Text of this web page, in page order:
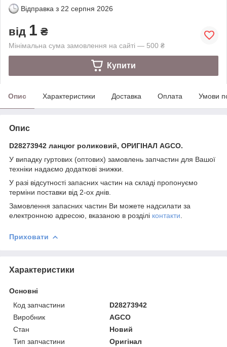
Відправка з 22 серпня 2026
від 1 ₴
Мінімальна сума замовлення на сайті — 500 ₴
Купити
Опис Характеристики Доставка Оплата Умови
Опис
D28273942 ланцюг роликовий, ОРИГІНАЛ AGCO.
У випадку гуртових (оптових) замовлень запчастин для Вашої
техніки надаємо додаткові знижки.
У разі відсутності запасних частин на складі пропонуємо
терміни поставки від 2-ох днів.
Замовлення запасних частин Ви можете надсилати за
електронною адресою, вказаною в розділі контакти
Приховати
Характеристики
Основні
Код запчастини
D28273942
Виробник
AGCO
Стан
Новий
Тип запчастини
Оригінал